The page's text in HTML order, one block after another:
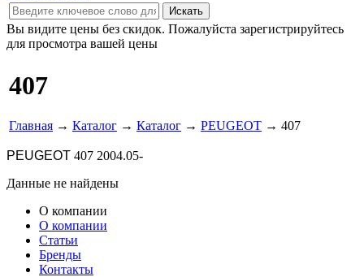
Вы видите цены без скидок. Пожалуйста зарегистрируйтесь
для просмотра вашей цены
407
Главная → Каталог → Каталог → PEUGEOT → 407
PEUGEOT 407 2004.05-
Данные не найдены
О компании
О компании
Статьи
Бренды
Контакты